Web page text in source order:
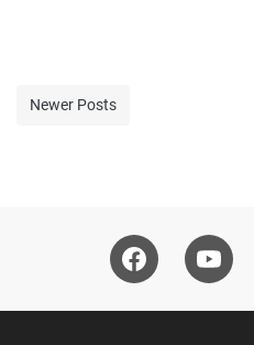
Newer Posts